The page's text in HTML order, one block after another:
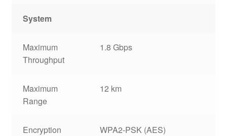
System
Maximum
Throughput
1.8 Gbps
Maximum
Range
12 km
Encryption WPA2-PSK (AES)